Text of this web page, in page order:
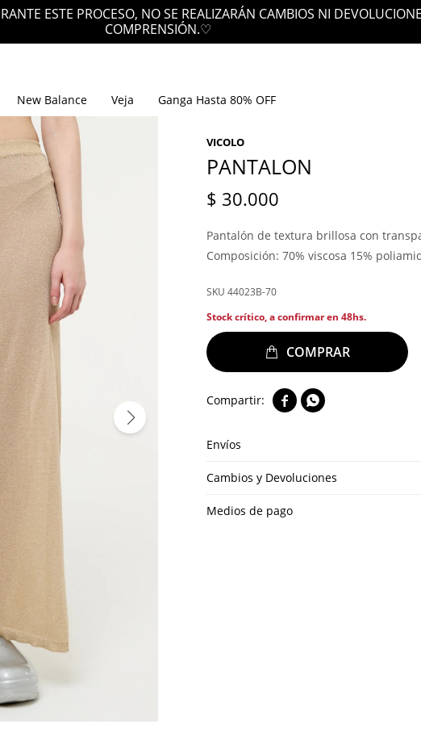
ESTE PROCESO, NO SE REALIZARÁN CAMBIOS NI
COMPRENSIÓN.♡
New Balance Veja Ganga Hasta 80% OFF
VICOLO
PANTALON
$ 30.000
Pantalón de textura brillosa con
Composición: 70% viscosa 15%
44023B-70
Stock crítico, a confirmar en 48hs.
 
Envíos
Cambios y Devoluciones
Medios de pago